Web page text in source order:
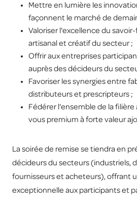
Mettre en lumière les
façonnent le marché de
Valoriser l'excellence du
artisanal et créatif du secteur ;
Offrir aux entreprises
auprès des décideurs du
Favoriser les synergies entre
distributeurs et prescripteurs ;
Fédérer l'ensemble de la
vous premium à forte valeur
La soirée de remise se tiendra en
décideurs du secteurs (industriels,
fournisseurs et acheteurs), offrant
exceptionnelle aux participants et